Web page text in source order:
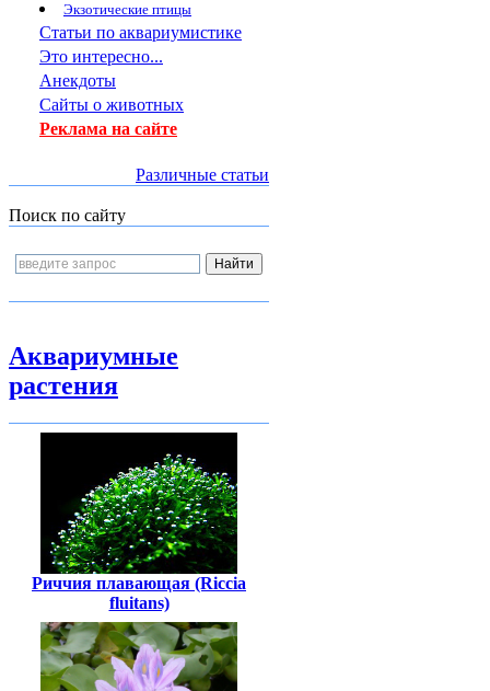
Экзотические птицы
Статьи по аквариумистике
Это интересно...
Анекдоты
Сайты о животных
Реклама на сайте
Различные статьи
Поиск по сайту
Аквариумные
растения
Риччия плавающая (Riccia
fluitans)